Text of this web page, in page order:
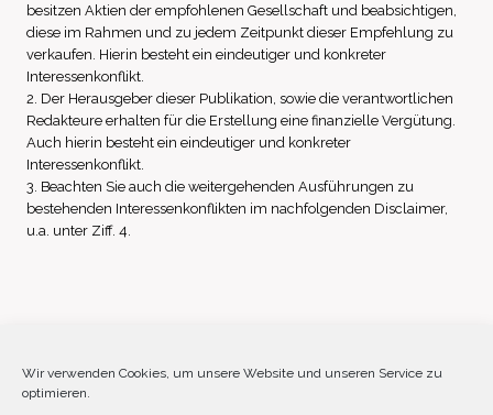
Wir verwenden Cookies, um unsere Website und unseren Service zu
optimieren.
besitzen Aktien der empfohlenen Gesellschaft und beabsichtigen,
diese im Rahmen und zu jedem Zeitpunkt dieser Empfehlung zu
verkaufen. Hierin besteht ein eindeutiger und konkreter
Interessenkonflikt.
2. Der Herausgeber dieser Publikation, sowie die verantwortlichen
Redakteure erhalten für die Erstellung eine finanzielle Vergütung.
Auch hierin besteht ein eindeutiger und konkreter
Interessenkonflikt.
3. Beachten Sie auch die weitergehenden Ausführungen zu
bestehenden Interessenkonflikten im nachfolgenden Disclaimer,
u.a. unter Ziff. 4.
Impressum Datenschutz
Disclaimer